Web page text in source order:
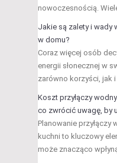
nowoczesnością.
Jakie są zalety i wady
w domu?
Coraz więcej osób
energii słonecznej w
zarówno korzyści, jak i
Koszt przyłączy
co zwrócić uwagę, by
Planowanie przyłączy
kuchni to kluczowy
może znacząco